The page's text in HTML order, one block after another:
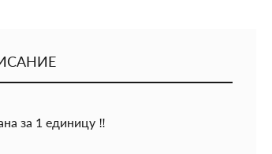
за 1 единицу ‼️